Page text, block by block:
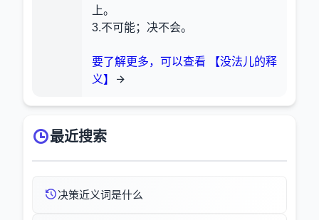
上。
3.不可能；决不会。
要了解更多，可以查看 【没法儿的释
义】
最近搜索
决策近义词是什么